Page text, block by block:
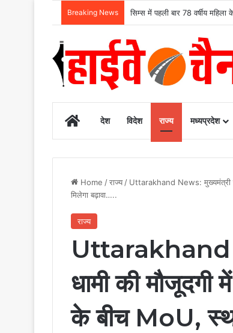
Breaking News मुख्यमंत्री विष्णुदेव साय के नेतृत्व में
Homeदेश विदेश राज्य मध्यप्रदेश
Home /राज्य / Uttarakhand News: मुख्यमंत्री
मिलेगा बढ़ावा…..
राज्य
Uttarakhand
धामी की
के बीच MoU,